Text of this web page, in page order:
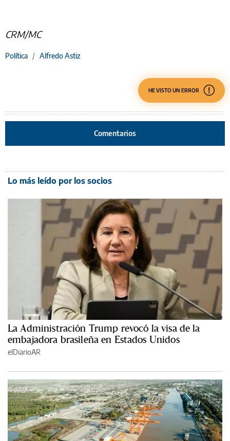
CRM/MC
Política / Alfredo Astiz
HE VISTO UN ERROR
Comentarios
Lo más leído por los socios
La Administración Trump revocó la visa de la
embajadora brasileña en Estados Unidos
elDiarioAR